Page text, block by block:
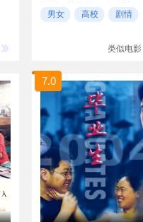
张怡
高腾
男女 高校 剧情
类似电影
7.0